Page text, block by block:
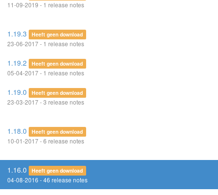
11-09-2019 - 1 release notes
1.19.3 Heeft geen download
23-06-2017 - 1 release notes
1.19.2 Heeft geen download
05-04-2017 - 1 release notes
1.19.0 Heeft geen download
23-03-2017 - 3 release notes
1.18.0 Heeft geen download
10-01-2017 - 6 release notes
1.16.0 Heeft geen download
04-08-2016 - 46 release notes